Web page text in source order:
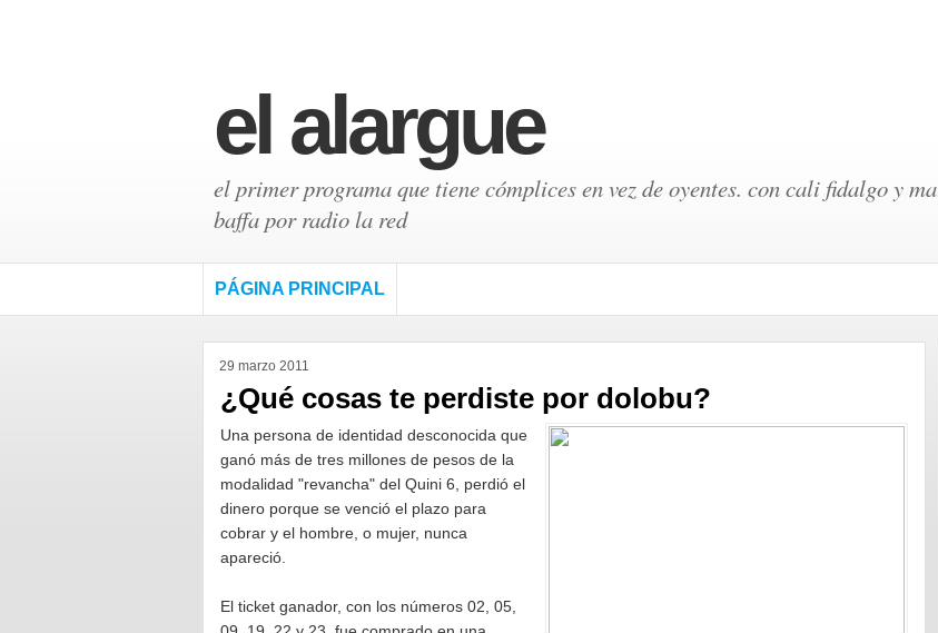
el alargue
el primer programa que tiene cómplices en vez de oyentes. con cali fidalgo y
baffa por radio la red
PÁGINA PRINCIPAL
29 marzo 2011
¿Qué cosas te perdiste por dolobu?
Una persona de identidad desconocida que
ganó más de tres millones de pesos de la
modalidad "revancha" del Quini 6, perdió el
dinero porque se venció el plazo para
cobrar y el hombre, o mujer, nunca
apareció.
El ticket ganador, con los números 02, 05,